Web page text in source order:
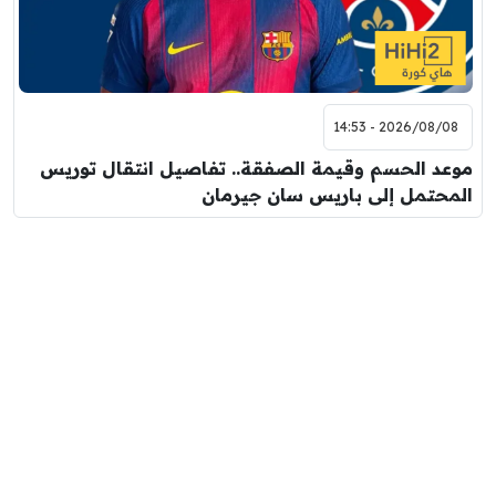
2026/08/08 - 14:53
موعد الحسم وقيمة الصفقة.. تفاصيل انتقال توريس
المحتمل إلى باريس سان جيرمان